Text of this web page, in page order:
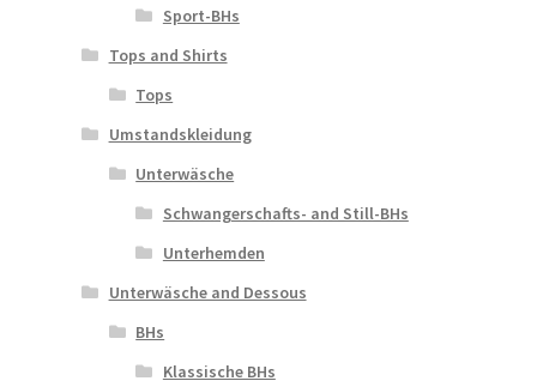
Sport-BHs
Tops and Shirts
Tops
Umstandskleidung
Unterwäsche
Schwangerschafts- and Still-BHs
Unterhemden
Unterwäsche and Dessous
BHs
Klassische BHs